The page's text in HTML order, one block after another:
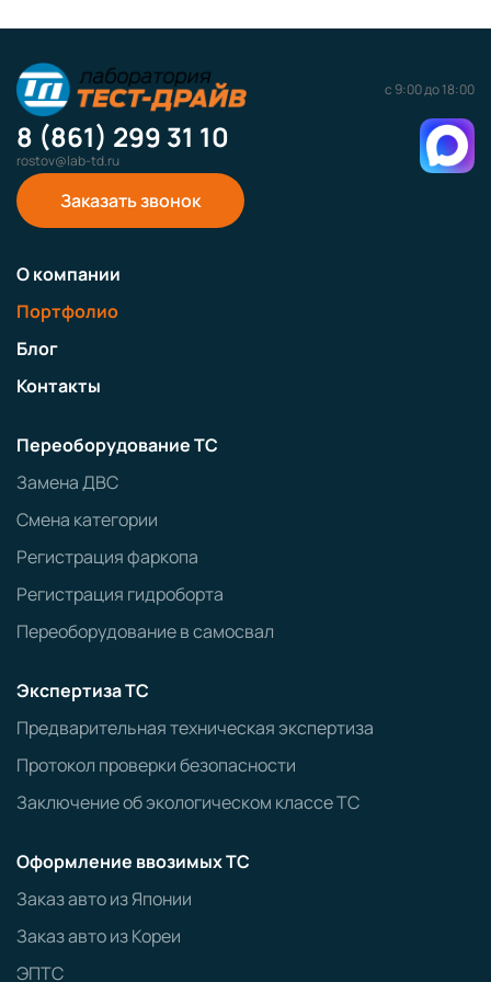
с 9:00 до 18:00
8 (861) 299 31 10
rostov@lab-td.ru
Заказать звонок
О компании
Портфолио
Блог
Контакты
Переоборудование ТС
Замена ДВС
Смена категории
Регистрация фаркопа
Регистрация гидроборта
Переоборудование в самосвал
Экспертиза ТС
Предварительная техническая экспертиза
Протокол проверки безопасности
Заключение об экологическом классе ТС
Оформление ввозимых ТС
Заказ авто из Японии
Заказ авто из Кореи
ЭПТС